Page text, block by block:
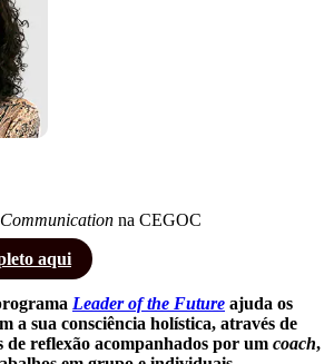
na CEGOC
aqui
Leader of the Future ajuda os
a sua consciência holística, através de
de reflexão acompanhados por um coach,